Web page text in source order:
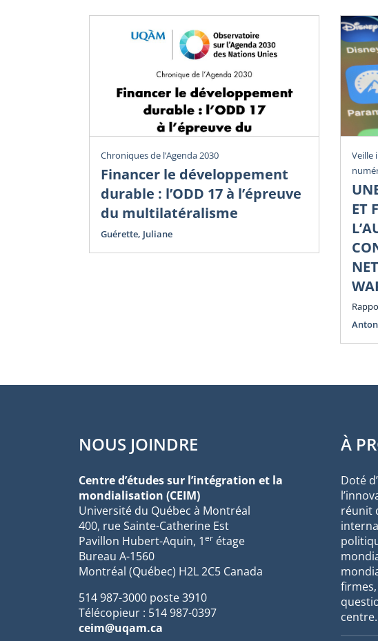
Chroniques de l’Agenda 2030
Financer le développement
durable : l’ODD 17 à l’épreuve
du multilatéralisme
Guérette, Juliane
Veille
ET
NOUS JOINDRE
Centre d’études sur l’intégration et la
mondialisation (CEIM)
Université du Québec à Montréal
400, rue Sainte-Catherine Est
Pavillon Hubert-Aquin, 1er étage
Bureau A-1560
Montréal (Québec) H2L 2C5 Canada
514 987-3000 poste 3910
Télécopieur : 514 987-0397
ceim@uqam.ca
À
Doté
réunit
centre.